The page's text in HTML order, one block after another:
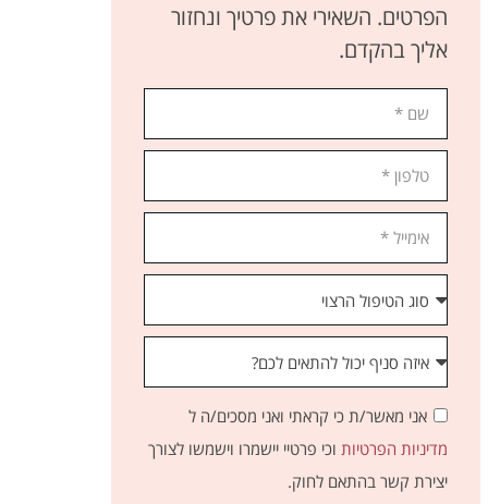
הפרטים. השאירי את פרטיך ונחזור
אליך בהקדם.
אני מאשר/ת כי קראתי ואני מסכים/ה ל
מדיניות הפרטיות וכי פרטיי יישמרו וישמשו לצורך
יצירת קשר בהתאם לחוק.